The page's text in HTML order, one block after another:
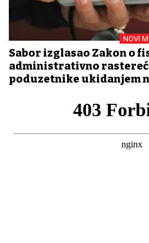
NOVI
Sabor izglasao Zakon o
administrativno
poduzetnike ukidanjem